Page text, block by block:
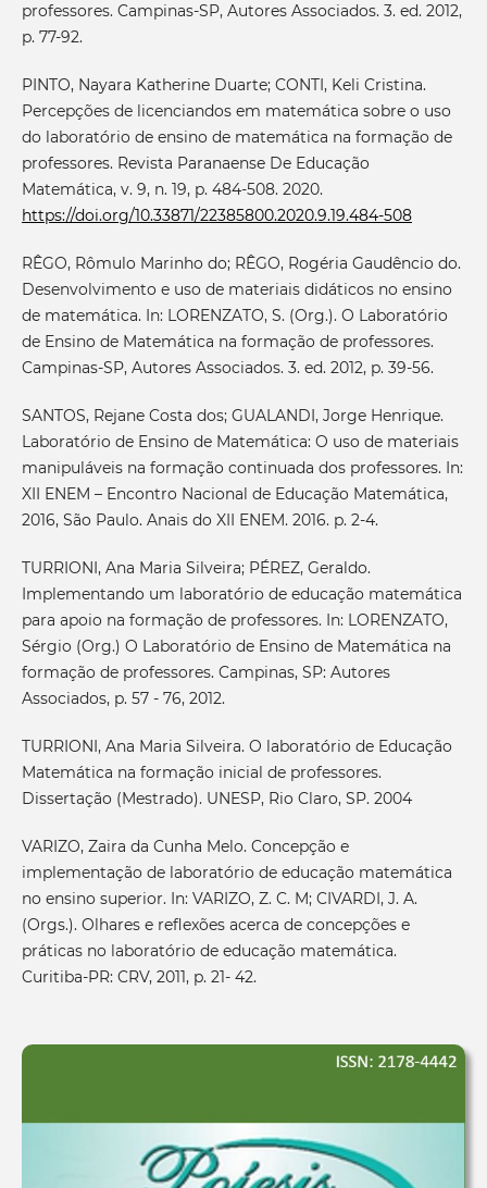
professores. Campinas-SP, Autores Associados. 3. ed. 2012,
p. 77-92.
PINTO, Nayara Katherine Duarte; CONTI, Keli Cristina.
Percepções de licenciandos em matemática sobre o uso
do laboratório de ensino de matemática na formação de
professores. Revista Paranaense De Educação
Matemática, v. 9, n. 19, p. 484-508. 2020.
https://doi.org/10.33871/22385800.2020.9.19.484-508
RÊGO, Rômulo Marinho do; RÊGO, Rogéria Gaudêncio do.
Desenvolvimento e uso de materiais didáticos no ensino
de matemática. In: LORENZATO, S. (Org.). O Laboratório
de Ensino de Matemática na formação de professores.
Campinas-SP, Autores Associados. 3. ed. 2012, p. 39-56.
SANTOS, Rejane Costa dos; GUALANDI, Jorge Henrique.
Laboratório de Ensino de Matemática: O uso de materiais
manipuláveis na formação continuada dos professores. In:
XII ENEM – Encontro Nacional de Educação Matemática,
2016, São Paulo. Anais do XII ENEM. 2016. p. 2-4.
TURRIONI, Ana Maria Silveira; PÉREZ, Geraldo.
Implementando um laboratório de educação matemática
para apoio na formação de professores. In: LORENZATO,
Sérgio (Org.) O Laboratório de Ensino de Matemática na
formação de professores. Campinas, SP: Autores
Associados, p. 57 - 76, 2012.
TURRIONI, Ana Maria Silveira. O laboratório de Educação
Matemática na formação inicial de professores.
Dissertação (Mestrado). UNESP, Rio Claro, SP. 2004
VARIZO, Zaira da Cunha Melo. Concepção e
implementação de laboratório de educação matemática
no ensino superior. In: VARIZO, Z. C. M; CIVARDI, J. A.
(Orgs.). Olhares e reflexões acerca de concepções e
práticas no laboratório de educação matemática.
Curitiba-PR: CRV, 2011, p. 21- 42.